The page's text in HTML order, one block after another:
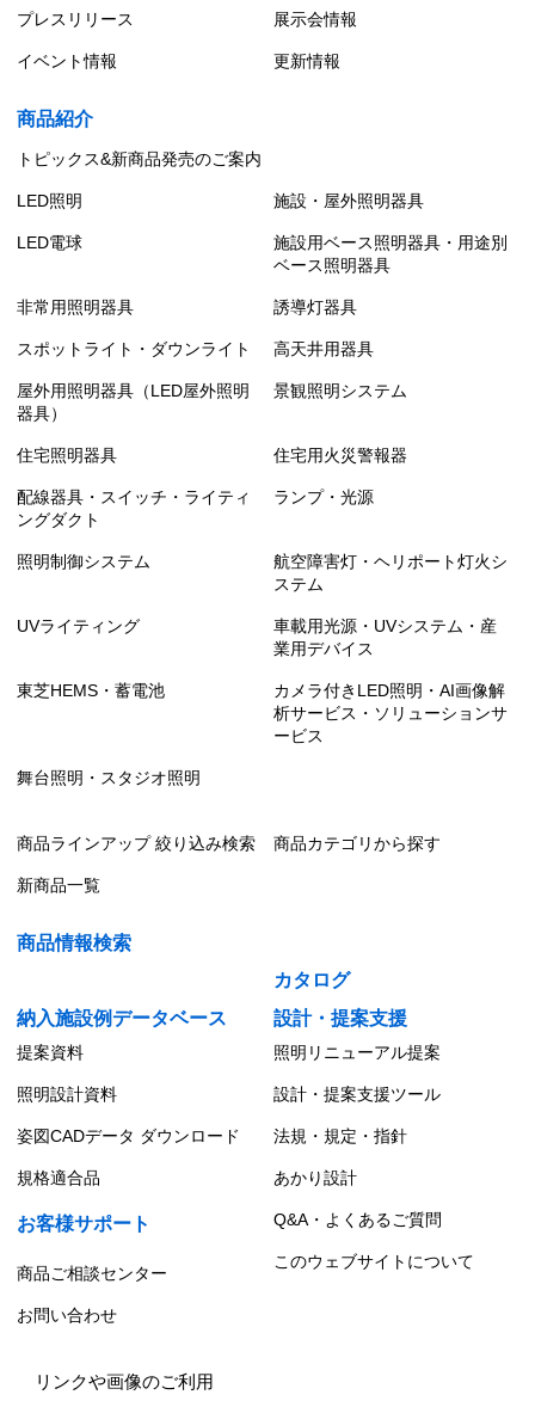
プレスリリース 展示会情報
イベント情報 更新情報
商品紹介
トピックス&新商品発売のご案内
LED照明 施設・屋外照明器具
LED電球
施設用ベース照明器具・用途別
ベース照明器具
非常用照明器具 誘導灯器具
スポットライト・ダウンライト 高天井用器具
屋外用照明器具（LED屋外照明
器具）
景観照明システム
住宅照明器具 住宅用火災警報器
配線器具・スイッチ・ライティ
ングダクト
ランプ・光源
照明制御システム
航空障害灯・ヘリポート灯火シ
ステム
UVライティング
車載用光源・UVシステム・産
業用デバイス
東芝HEMS・蓄電池
カメラ付きLED照明・AI画像解
析サービス・ソリューションサ
ービス
舞台照明・スタジオ照明
商品ラインアップ 絞り込み検索 商品カテゴリから探す
新商品一覧
商品情報検索
カタログ
納入施設例データベース
設計・提案支援
提案資料 照明リニューアル提案
照明設計資料 設計・提案支援ツール
姿図CADデータ ダウンロード 法規・規定・指針
規格適合品 あかり設計
お客様サポート Q&A・よくあるご質問
商品ご相談センター
このウェブサイトについて
お問い合わせ
リンクや画像のご利用